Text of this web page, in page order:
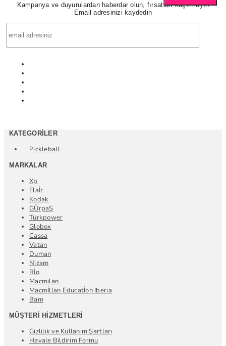
Kampanya ve duyurulardan haberdar olun, fırsatları kaçırmayın
Email adresinizi kaydedin
KATEGORILER
Pickleball
MARKALAR
Xp
Flaİr
Kodak
GÜrpaŞ
Türkpower
Globox
Cassa
Vatan
Duman
Nizam
Rİo
Macmilan
Macmİllan Educatİon Iberia
Bam
MÜŞTERI HIZMETLERI
Gizlilik ve Kullanım Şartları
Havale Bildirim Formu